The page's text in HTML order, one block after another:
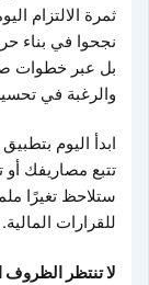
ثمرة الالتزام
نجحوا في بناء
بل عبر خطوات
والرغبة في
ابدأ اليوم
تتبع مصاريفك
ستلاحظ تغيرًا
للقرارات المالية.
لا تنتظر الظروف